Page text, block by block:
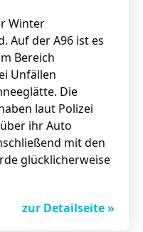
Winter
Auf der A96 ist es
Bereich
Unfällen
Die
laut Polizei
ihr Auto
mit den
glücklicherweise
zur Detailseite »